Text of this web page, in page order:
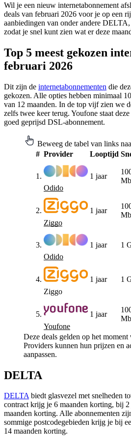
Wil je een nieuw internetabonnement
deals van februari 2026 voor je op een
aanbiedingen van onder andere
zodat je snel kunt zien wat er deze
Top 5 meest gekozen
februari 2026
Dit zijn de internetabonnementen die
gekozen. Alle opties hebben minimaal
van 12 maanden. In de top vijf zien we
zelfs twee keer terug. Youfone staat
goed geprijsd DSL-abonnement.
Beweeg de tabel van links
# Provider Looptijd
1.
Odido
1 jaar
2.
Ziggo
1 jaar
3.
Odido
1 jaar 1
4.
Ziggo
1 jaar 1
5.
Youfone
1 jaar
Deze deals gelden op het moment
Providers kunnen hun prijzen en
aanpassen.
DELTA
DELTAbiedt glasvezel met snelheden
contract krijg je 6 maanden korting, bij
maanden korting. Alle abonnementen
sommige postcodegebieden krijg je bij
14 maanden korting.